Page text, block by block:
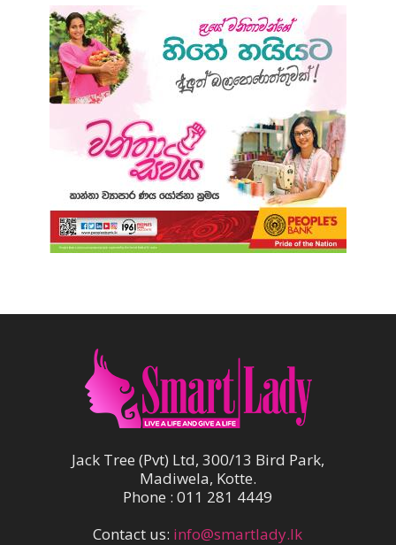
Jack Tree (Pvt) Ltd, 300/13 Bird Park,
Madiwela, Kotte.
Phone : 011 281 4449
Contact us: info@smartlady.lk